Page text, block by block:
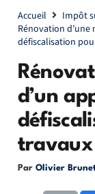
Accueil Impôt
Rénovation
défiscalisation
d’un
travaux
Par Olivier